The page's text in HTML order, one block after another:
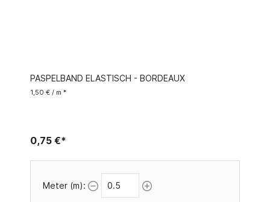
PASPELBAND ELASTISCH - BORDEAUX
1,50 € / m *
0,75 €*
Meter (m):